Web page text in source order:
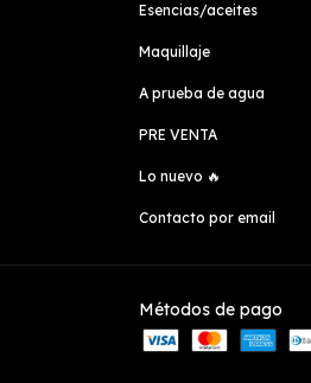
Esencias/aceites
Maquillaje
A prueba de agua
PRE VENTA
Lo nuevo 🔥
Contacto por email
Métodos de pago